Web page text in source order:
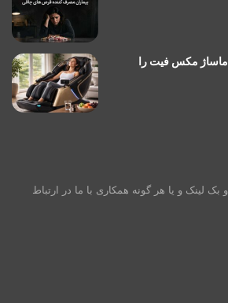
ماساژ مکس فیت را
لینک و یا هر گونه همکاری با ما در ارتباط